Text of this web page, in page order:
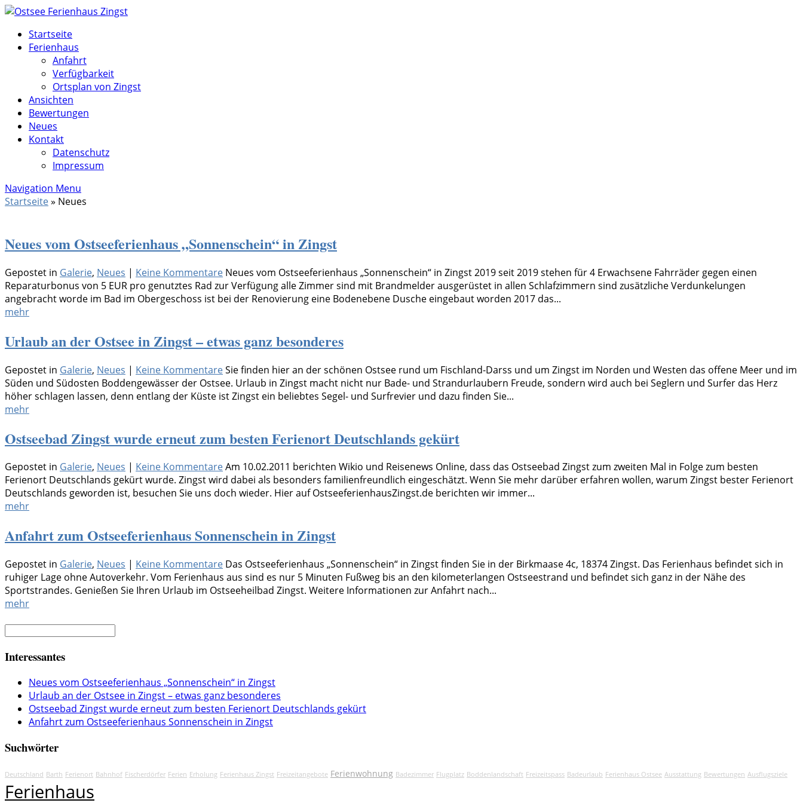
Startseite
Ferienhaus
Anfahrt
Verfügbarkeit
Ortsplan von Zingst
Ansichten
Bewertungen
Neues
Kontakt
Datenschutz
Impressum
Navigation Menu
Startseite» Neues
Neues vom Ostseeferienhaus „Sonnenschein“ in Zingst
Gepostet in Galerie, Neues | Keine Kommentare Neues vom Ostseeferienhaus „Sonnenschein“ in Zingst 2019 seit 2019 stehen für 4 Erwachsene Fahrräder gegen einen
Reparaturbonus von 5 EUR pro genutztes Rad zur Verfügung alle Zimmer sind mit Brandmelder ausgerüstet in allen Schlafzimmern sind zusätzliche Verdunkelungen
angebracht worde im Bad im Obergeschoss ist bei der Renovierung eine Bodenebene Dusche eingebaut worden 2017 das...
mehr
Urlaub an der Ostsee in Zingst – etwas ganz besonderes
Gepostet in Galerie, Neues | Keine KommentareSie finden hier an der schönen Ostsee rund um Fischland-Darss und um Zingst im Norden und Westen das offene Meer und im
Süden und Südosten Boddengewässer der Ostsee. Urlaub in Zingst macht nicht nur Bade- und Strandurlaubern Freude, sondern wird auch bei Seglern und Surfer das Herz
höher schlagen lassen, denn entlang der Küste ist Zingst ein beliebtes Segel- und Surfrevier und dazu finden Sie...
mehr
Ostseebad Zingst wurde erneut zum besten Ferienort Deutschlands gekürt
Gepostet in Galerie, Neues | Keine KommentareAm 10.02.2011 berichten Wikio und Reisenews Online, dass das Ostseebad Zingst zum zweiten Mal in Folge zum besten
Ferienort Deutschlands gekürt wurde. Zingst wird dabei als besonders familienfreundlich eingeschätzt. Wenn Sie mehr darüber erfahren wollen, warum Zingst bester Ferienort
Deutschlands geworden ist, besuchen Sie uns doch wieder. Hier auf OstseeferienhausZingst.de berichten wir immer...
mehr
Anfahrt zum Ostseeferienhaus Sonnenschein in Zingst
Gepostet in Galerie, Neues | Keine Kommentare Das Ostseeferienhaus „Sonnenschein“ in Zingst finden Sie in der Birkmaase 4c, 18374 Zingst. Das Ferienhaus befindet sich in
ruhiger Lage ohne Autoverkehr. Vom Ferienhaus aus sind es nur 5 Minuten Fußweg bis an den kilometerlangen Ostseestrand und befindet sich ganz in der Nähe des
Sportstrandes. Genießen Sie Ihren Urlaub im Ostseeheilbad Zingst. Weitere Informationen zur Anfahrt nach...
mehr
Interessantes
Neues vom Ostseeferienhaus „Sonnenschein“ in Zingst
Urlaub an der Ostsee in Zingst – etwas ganz besonderes
Ostseebad Zingst wurde erneut zum besten Ferienort Deutschlands gekürt
Anfahrt zum Ostseeferienhaus Sonnenschein in Zingst
Suchwörter
Deutschland Barth Ferienort Bahnhof Fischerdörfer Ferien Erholung Ferienhaus Zingst Freizeitangebote Ferienwohnung Badezimmer Flugplatz Boddenlandschaft Freizeitspass Badeurlaub Ferienhaus Ostsee Ausstattung Bewertungen Ausflugsziele
Ferienhaus